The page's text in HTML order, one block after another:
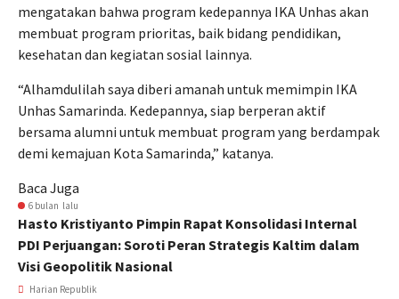
mengatakan bahwa program kedepannya IKA Unhas akan
membuat program prioritas, baik bidang pendidikan,
kesehatan dan kegiatan sosial lainnya.
“Alhamdulilah saya diberi amanah untuk memimpin IKA
Unhas Samarinda. Kedepannya, siap berperan aktif
bersama alumni untuk membuat program yang berdampak
demi kemajuan Kota Samarinda,” katanya.
Baca Juga
6 bulan lalu
Hasto Kristiyanto Pimpin Rapat Konsolidasi Internal
PDI Perjuangan: Soroti Peran Strategis Kaltim dalam
Visi Geopolitik Nasional
Harian Republik